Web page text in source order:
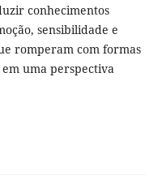
conhecimentos
sensibilidade e
romperam com formas
em uma perspectiva